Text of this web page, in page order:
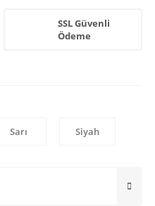
SSL Güvenli
Ödeme
Sarı Siyah